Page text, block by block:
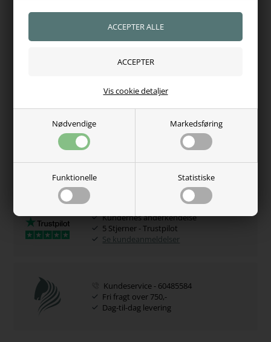
Nødvendige Markedsføring
Funktionelle Statistiske
Vis cookie detaljer
Fås i farve: Grey/Dark Green/White
Hvorfor handle hos os?
Kundernes anderkendelse
5 Stjerner - Trustpilot
Se kundeanmeldelser
Kundeservice - 60485584
Fri fragt over 750,-
Dag-til-dag levering